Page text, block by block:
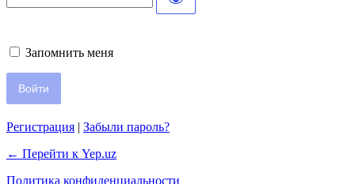
Запомнить меня
Регистрация | Забыли пароль?
← Перейти к Yep.uz
Политика конфиденциальности